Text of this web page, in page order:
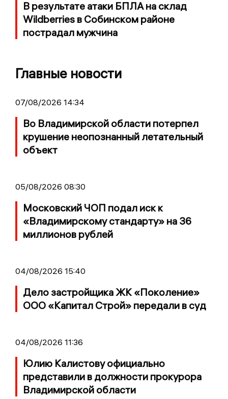
В результате атаки БПЛА на склад
Wildberries в Собинском районе
пострадал мужчина
Главные новости
07/08/2026 14:34
Во Владимирской области потерпел
крушение неопознанный летательный
объект
05/08/2026 08:30
Московский ЧОП подал иск к
«Владимирскому стандарту» на 36
миллионов рублей
04/08/2026 15:40
Дело застройщика ЖК «Поколение»
ООО «Капитал Строй» передали в суд
04/08/2026 11:36
Юлию Калистову официально
представили в должности прокурора
Владимирской области